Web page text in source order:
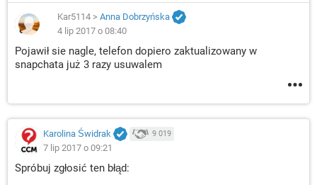
Kar5114 > Anna Dobrzyńska
4 lip 2017 o 08:40
Pojawił sie nagle, telefon dopiero zaktualizowany w
snapchata już 3 razy usuwalem
Karolina Świdrak 9 019
7 lip 2017 o 09:21
Spróbuj zgłosić ten błąd: